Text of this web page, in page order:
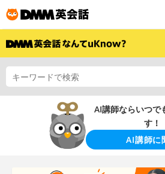
AI講師ならいつで
す！
AI講師に